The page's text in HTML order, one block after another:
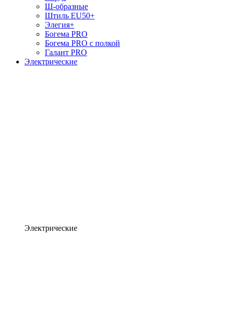
Ш-образные
Штиль EU50+
Элегия+
Богема PRO
Богема PRO с полкой
Галант PRO
Электрические
Электрические